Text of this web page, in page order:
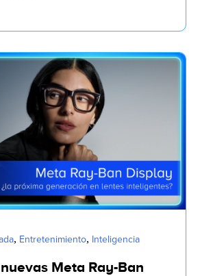
, Entretenimiento, Inteligencia
Meta Ray-Ban